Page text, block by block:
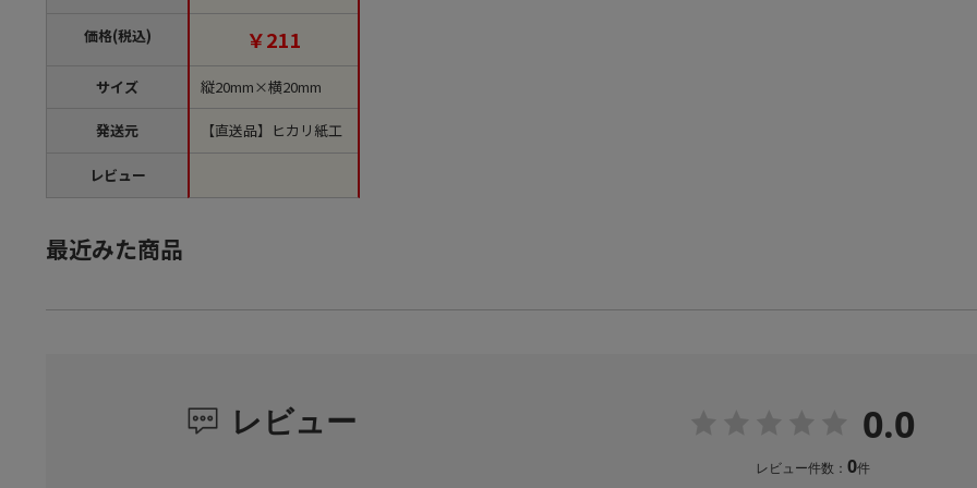
価格(税込)
サイズ
発送元
レビュー
豆 1袋（ご注文単位1
袋）【直送品】
￥211
縦20mm×横20mm
【直送品】ヒカリ紙工
最近みた商品
レビュー 0.0
レビュー件数： 0件